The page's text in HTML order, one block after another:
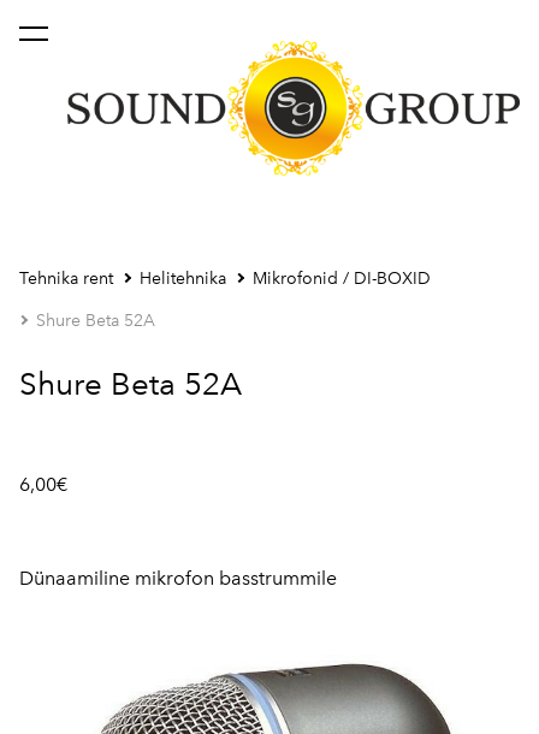
lisati ostukorvi. Vaata ostukorvi
Tehnika rent Helitehnika Mikrofonid / DI-BOXID
Shure Beta 52A
Shure Beta 52A
6,00€
Dünaamiline mikrofon basstrummile